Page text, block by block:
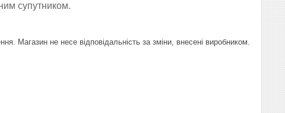
супутником.
Магазин не несе відповідальність за зміни, внесені виробником.